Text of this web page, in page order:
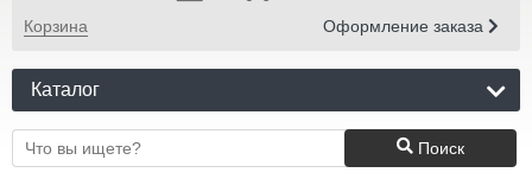
Корзина Оформление заказа
Каталог
Поиск